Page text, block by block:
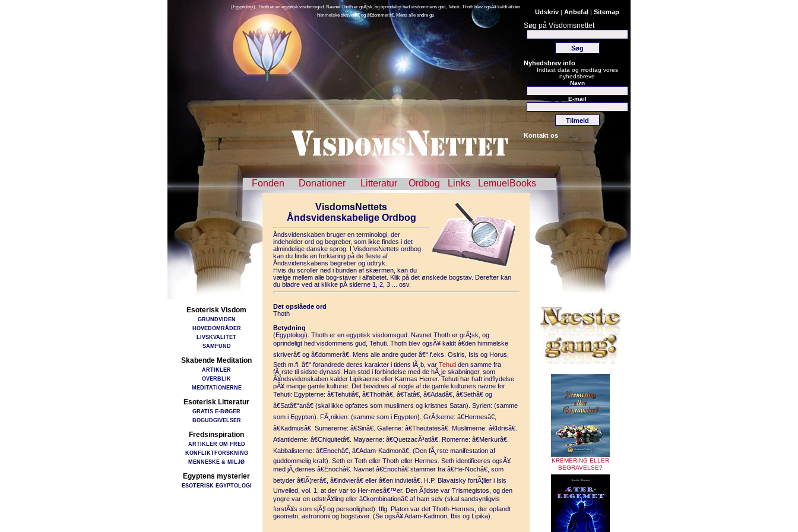
Udskriv | Anbefal | Sitemap
Søg på Visdomsnettet
Nyhedsbrev info
Indtast data og modtag vores
nyhedsbreve
Navn
E-mail
Kontakt os
(Egyptologi). Thoth er en egyptisk visdomsgud. Navnet Thoth er grÃ¦sk, og oprindeligt hed visdommens gud, Tehuti. Thoth blev ogsÃ¥ kaldt â€den
himmelske skriverâ€ og â€dommerâ€. Mens alle andre gu
Fonden Donationer Litteratur Ordbog Links LemuelBooks
Esoterisk Visdom
GRUNDVIDEN
HOVEDOMRÅDER
LIVSKVALITET
SAMFUND
Skabende Meditation
ARTIKLER
OVERBLIK
MEDITATIONERNE
Esoterisk Litteratur
GRATIS E-BØGER
BOGUDGIVELSER
Fredsinspiration
ARTIKLER OM FRED
KONFLIKTFORSKNING
MENNESKE & MILJØ
Egyptens mysterier
ESOTERISK EGYPTOLOGI
VisdomsNettets
Åndsvidenskabelige Ordbog
Åndsvidenskaben bruger en terminologi, der
indeholder ord og begreber, som ikke findes i det
almindelige danske sprog. I VisdomsNettets ordbog
kan du finde en forklaring på de fleste af
Åndsvidenskabens begreber og udtryk.
Hvis du scroller ned i bunden af skærmen, kan du
vælge mellem alle bog-staver i alfabetet. Klik på det ønskede bogstav. Derefter kan
du bladre ved at klikke pÅ siderne 1, 2, 3 ... osv.
Det opslåede ord
Thoth
Betydning
(Egyptologi). Thoth er en egyptisk visdomsgud. Navnet Thoth er grÃ¦sk, og
oprindeligt hed visdommens gud, Tehuti. Thoth blev ogsÃ¥ kaldt â€den himmelske
skriverâ€ og â€dommerâ€. Mens alle andre guder â€“ f.eks. Osiris, Isis og Horus,
Seth m.fl. â€“ forandrede deres karakter i tidens lÃ¸b, var Tehutiden samme fra
fÃ¸rste til sidste dynasti. Han stod i forbindelse med de hÃ¸je skabninger, som
Ã¥ndsvidenskaben kalder Lipikaerne eller Karmas Herrer. Tehuti har haft indflydelse
pÃ¥ mange gamle kulturer. Det bevidnes af nogle af de gamle kulturers navne for
Tehuti: Egypterne: â€Tehutiâ€, â€Thothâ€, â€Tatâ€, â€Adadâ€, â€Sethâ€ og
â€Satâ€“anâ€ (skal ikke opfattes som muslimers og kristnes Satan). Syrien: (samme
som i Egypten). FÃ¸nikien: (samme som i Egypten). GrÃ¦kerne: â€Hermesâ€,
â€Kadmusâ€. Sumererne: â€Sinâ€. Gallerne: â€Theutatesâ€. Muslimerne: â€Idrisâ€.
Atlantiderne: â€Chiquitetâ€. Mayaerne: â€QuetzacÃ³atlâ€. Romerne: â€Merkurâ€.
Kabbalisterne: â€Enochâ€, â€Adam-Kadmonâ€. (Den fÃ¸rste manifestation af
guddommelig kraft). Seth er Teth eller Thoth eller Hermes. Seth identificeres ogsÃ¥
med jÃ¸dernes â€Enochâ€. Navnet â€Enochâ€ stammer fra â€He-Nochâ€, som
betyder â€lÃ¦rerâ€, â€indvierâ€ eller â€en indvietâ€. H.P. Blavatsky fortÃ¦ller i Isis
Unveiled, vol. 1, at der var to Her-mesâ€™er. Den Ã¦ldste var Trismegistos, og den
yngre var en udstrÃ¥ling eller â€kombinationâ€ af ham selv (skal sandsynligvis
forstÃ¥s som sjÃ¦l og personlighed). Iflg. Platon var det Thoth-Hermes, der opfandt
geometri, astronomi og bogstaver. (Se ogsÃ¥ Adam-Kadmon, Ibis og Lipika).
KREMERING ELLER
BEGRAVELSE?